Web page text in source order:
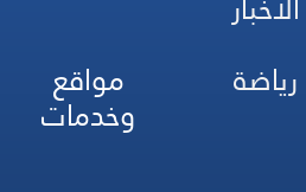
رياضة مواقع
وخدمات